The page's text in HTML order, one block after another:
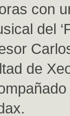
con
del
de